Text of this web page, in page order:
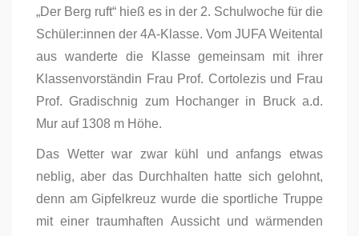
„Der Berg ruft“ hieß es in der 2. Schulwoche für die
Schüler:innen der 4A-Klasse. Vom JUFA Weitental
aus wanderte die Klasse gemeinsam mit ihrer
Klassenvorständin Frau Prof. Cortolezis und Frau
Prof. Gradischnig zum Hochanger in Bruck a.d.
Mur auf 1308 m Höhe.
Das Wetter war zwar kühl und anfangs etwas
neblig, aber das Durchhalten hatte sich gelohnt,
denn am Gipfelkreuz wurde die sportliche Truppe
mit einer traumhaften Aussicht und wärmenden